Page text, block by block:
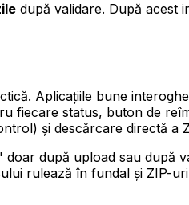
după validare. După acest
Aplicațiile bune
fiecare status, buton de
și descărcare directă a
după upload sau după
rulează în fundal și ZIP-